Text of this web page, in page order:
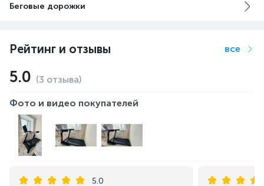
Беговые дорожки
Рейтинг и отзывы все
5.0 (3 отзыва)
Фото и видео покупателей
5.0